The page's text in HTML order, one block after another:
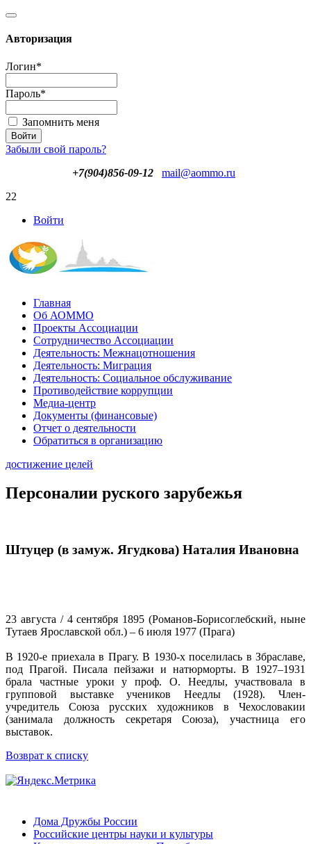
Авторизация
Логин*
Пароль*
Запомнить меня
Забыли свой пароль?
+7(904)856-09-12
mail@aommo.ru
22
Войти
Главная
Об АОММО
Проекты Ассоциации
Сотрудничество Ассоциации
Деятельность: Межнацотношения
Деятельность: Миграция
Деятельность: Социальное обслуживание
Противодействие коррупции
Медиа-центр
Документы (финансовые)
Отчет о деятельности
Обратиться в организацию
достижение целей
Персоналии руского зарубежья
Штуцер (в замуж. Ягудкова) Наталия Ивановна
23 августа / 4 сентября 1895 (Романов-Борисоглебский, ныне
Тутаев Ярославской обл.) – 6 июля 1977 (Прага)
В 1920-е приехала в Прагу. В 1930-х поселилась в Збраславе,
под Прагой. Писала пейзажи и натюрморты. В 1927–1931
брала частные уроки у проф. О. Неедлы, участвовала в
групповой выставке учеников Неедлы (1928). Член-
учредитель Союза русских художников в Чехословакии
(занимала должность секретаря Союза), участница его
выставок.
Возврат к списку
Дома Дружбы России
Российские центры науки и культуры